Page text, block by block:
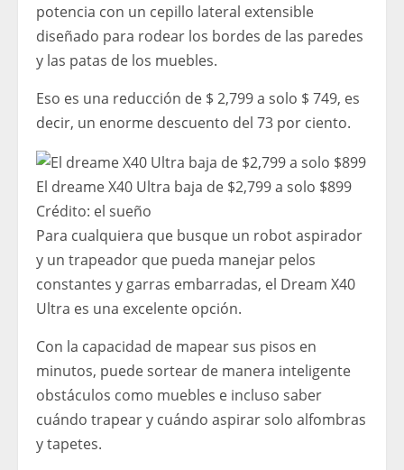
potencia con un cepillo lateral extensible
diseñado para rodear los bordes de las paredes
y las patas de los muebles.
Eso es una reducción de $ 2,799 a solo $ 749, es
decir, un enorme descuento del 73 por ciento.
El dreame X40 Ultra baja de $2,799 a solo $899
Crédito: el sueño
Para cualquiera que busque un robot aspirador
y un trapeador que pueda manejar pelos
constantes y garras embarradas, el Dream X40
Ultra es una excelente opción.
Con la capacidad de mapear sus pisos en
minutos, puede sortear de manera inteligente
obstáculos como muebles e incluso saber
cuándo trapear y cuándo aspirar solo alfombras
y tapetes.